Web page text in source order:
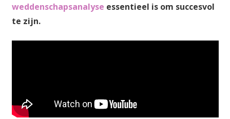
weddenschapsanalyse essentieel is om succesvol
te zijn.